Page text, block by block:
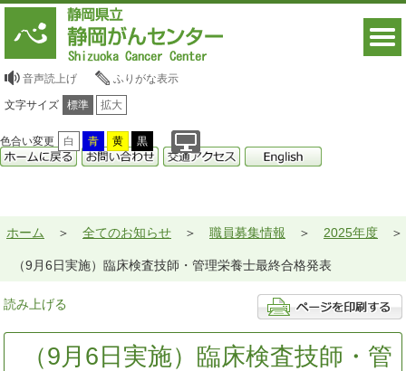
音声読上げ ふりがな表示
文字サイズ 標準 拡大
色合い変更 白 青 黄 黒
ホーム 全てのお知らせ 職員募集情報 2025年度
（9月6日実施）臨床検査技師・管理栄養士最終合格発表
読み上げる
（9月6日実施）臨床検査技師・管